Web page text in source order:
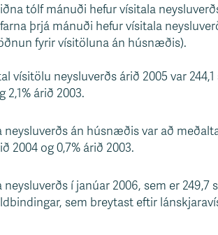
tólf mánuði hefur vísitala
þrjá mánuði hefur vísitala
fyrir vísitöluna án húsnæðis).
vísitölu neysluverðs árið 2005 var
2,1% árið 2003.
neysluverðs án húsnæðis var að
2004 og 0,7% árið 2003.
neysluverðs í janúar 2006, sem er
sem breytast eftir